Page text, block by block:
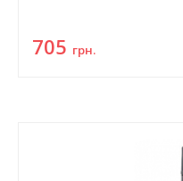
705 грн.